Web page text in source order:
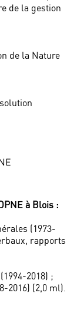
de la gestion
de la Nature
à Blois :
(1973-
rapports
2018) ;
2016) (2,0 ml).